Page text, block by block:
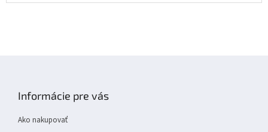
Informácie pre vás
Ako nakupovať